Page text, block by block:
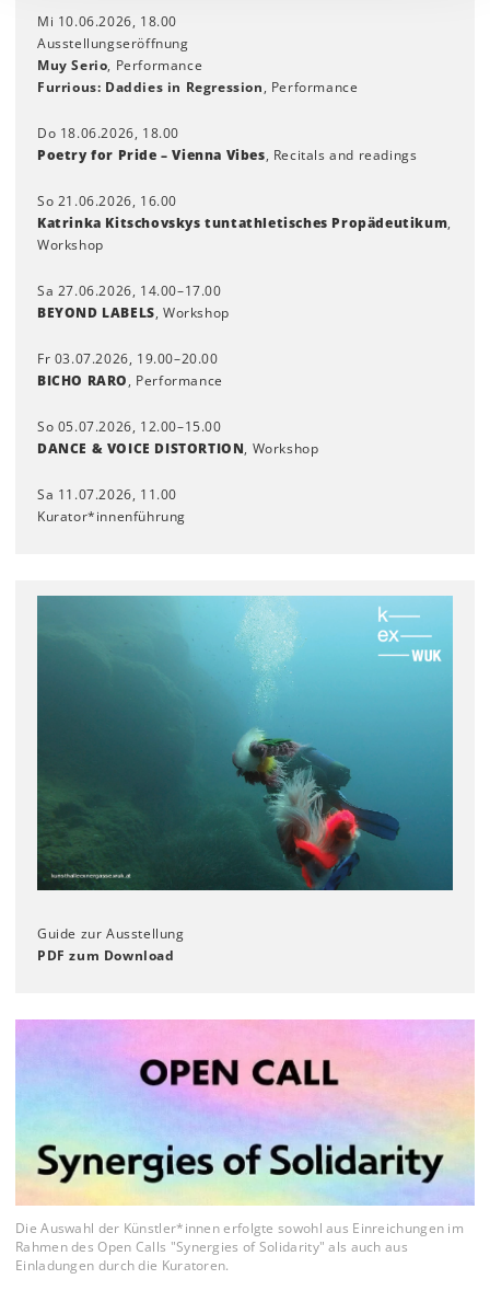
Mi 10.06.2026, 18.00
Ausstellungseröffnung
Muy Serio, Performance
Furrious: Daddies in Regression, Performance
Do 18.06.2026, 18.00
Poetry for Pride – Vienna Vibes, Recitals and readings
So 21.06.2026, 16.00
Katrinka Kitschovskys tuntathletisches Propädeutikum,
Workshop
Sa 27.06.2026, 14.00–17.00
BEYOND LABELS, Workshop
Fr 03.07.2026, 19.00–20.00
BICHO RARO, Performance
So 05.07.2026, 12.00–15.00
DANCE & VOICE DISTORTION, Workshop
Sa 11.07.2026, 11.00
Kurator*innenführung
Guide zur Ausstellung
PDF zum Download
Die Auswahl der Künstler*innen erfolgte sowohl aus Einreichungen im
Rahmen des Open Calls "Synergies of Solidarity" als auch aus
Einladungen durch die Kuratoren.